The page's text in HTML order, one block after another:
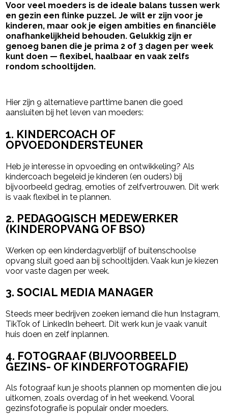
Voor veel moeders is de ideale balans tussen werk
en gezin een flinke puzzel. Je wilt er zijn voor je
kinderen, maar ook je eigen ambities en financiële
onafhankelijkheid behouden. Gelukkig zijn er
genoeg banen die je prima 2 of 3 dagen per week
kunt doen — flexibel, haalbaar en vaak zelfs
rondom schooltijden.
Hier zijn 9 alternatieve parttime banen die goed
aansluiten bij het leven van moeders:
1. KINDERCOACH OF
OPVOEDONDERSTEUNER
Heb je interesse in opvoeding en ontwikkeling? Als
kindercoach begeleid je kinderen (en ouders) bij
bijvoorbeeld gedrag, emoties of zelfvertrouwen. Dit werk
is vaak flexibel in te plannen.
2. PEDAGOGISCH MEDEWERKER
(KINDEROPVANG OF BSO)
Werken op een kinderdagverblijf of buitenschoolse
opvang sluit goed aan bij schooltijden. Vaak kun je kiezen
voor vaste dagen per week.
3. SOCIAL MEDIA MANAGER
Steeds meer bedrijven zoeken iemand die hun Instagram,
TikTok of LinkedIn beheert. Dit werk kun je vaak vanuit
huis doen en zelf inplannen.
4. FOTOGRAAF (BIJVOORBEELD
GEZINS- OF KINDERFOTOGRAFIE)
Als fotograaf kun je shoots plannen op momenten die jou
uitkomen, zoals overdag of in het weekend. Vooral
gezinsfotografie is populair onder moeders.